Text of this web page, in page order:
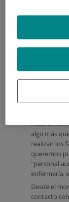
muchos los
algo más
realizan los
queremos
"personal
enfermería,
Desde el
contacto